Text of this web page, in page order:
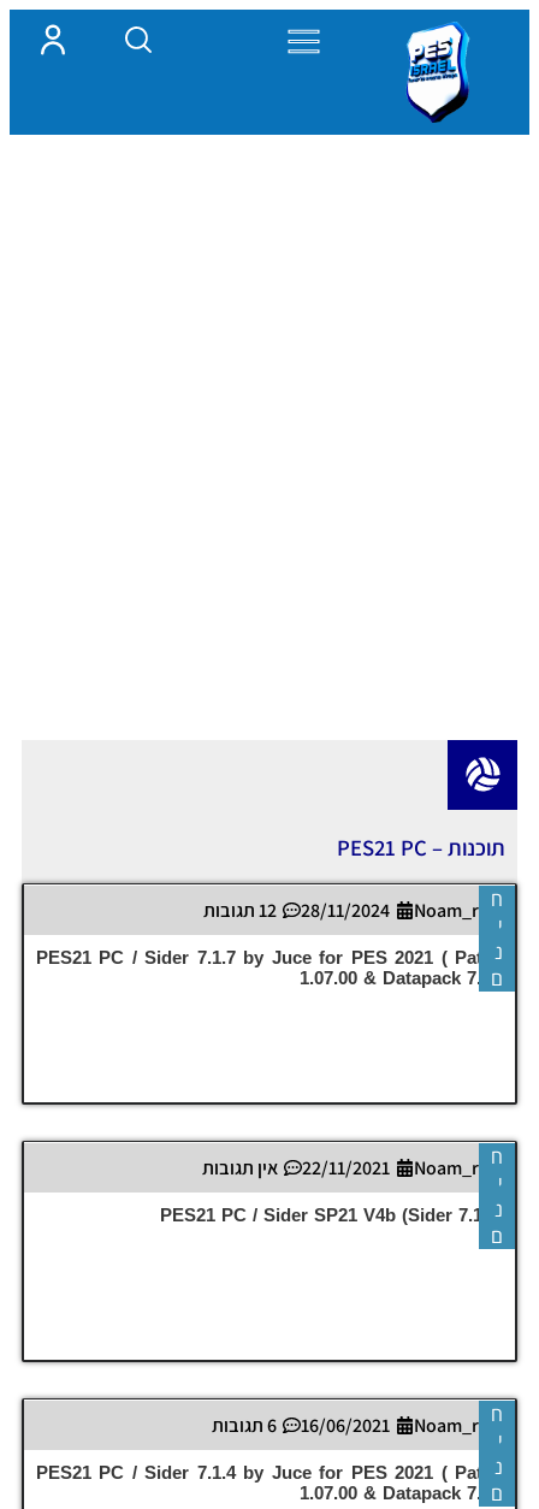
תוכנות – PES21 PC
Noam_r
28/11/2024 12 תגובות
PES21 PC / Sider 7.1.7 by Juce for PES 2021 ( Patch
1.07.00 & Datapack 7.0 )
ח
י
נ
ם
Noam_r
22/11/2021 אין תגובות
PES21 PC / Sider SP21 V4b (Sider 7.1.4)
ח
י
נ
ם
Noam_r
16/06/2021 6 תגובות
PES21 PC / Sider 7.1.4 by Juce for PES 2021 ( Patch
1.07.00 & Datapack 7.0 )
ח
י
נ
ם